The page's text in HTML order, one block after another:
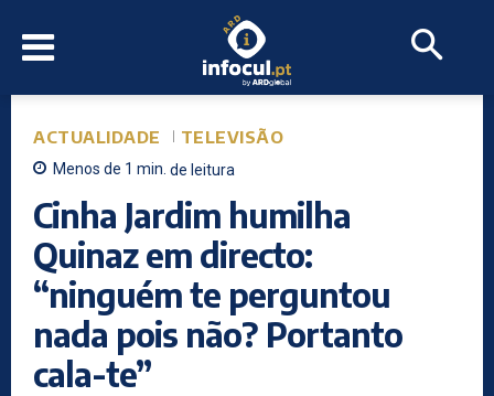
ACTUALIDADE TELEVISÃO
Menos de 1 min. de leitura
Cinha Jardim humilha
Quinaz em directo:
“ninguém te perguntou
nada pois não? Portanto
cala-te”